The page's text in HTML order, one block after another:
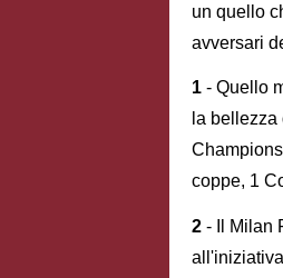
un quello
avversari
1 - Quello
la
coppe, 1
2 - Il Milan